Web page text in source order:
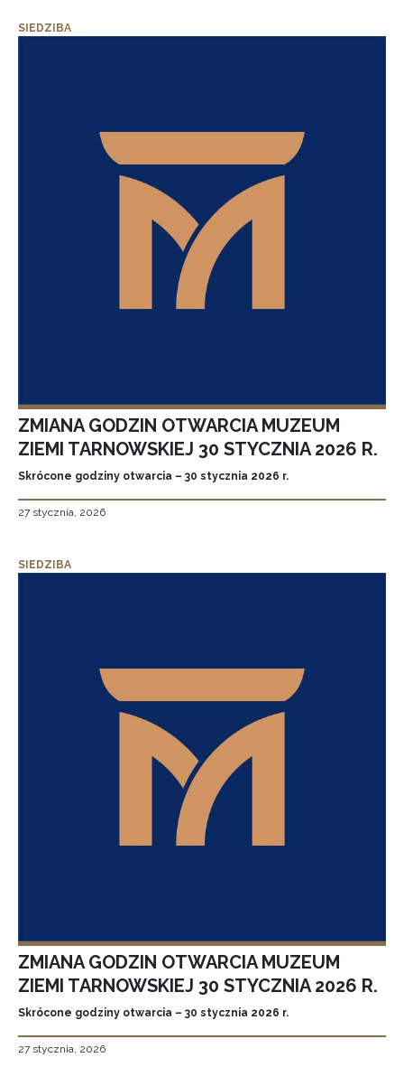
SIEDZIBA
ZMIANA GODZIN OTWARCIA MUZEUM
ZIEMI TARNOWSKIEJ 30 STYCZNIA 2026 R.
Skrócone godziny otwarcia – 30 stycznia 2026 r.
27 stycznia, 2026
SIEDZIBA
ZMIANA GODZIN OTWARCIA MUZEUM
ZIEMI TARNOWSKIEJ 30 STYCZNIA 2026 R.
Skrócone godziny otwarcia – 30 stycznia 2026 r.
27 stycznia, 2026